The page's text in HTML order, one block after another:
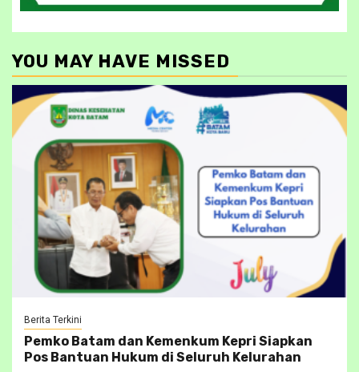
YOU MAY HAVE MISSED
Berita Terkini
Pemko Batam dan Kemenkum Kepri Siapkan
Pos Bantuan Hukum di Seluruh Kelurahan